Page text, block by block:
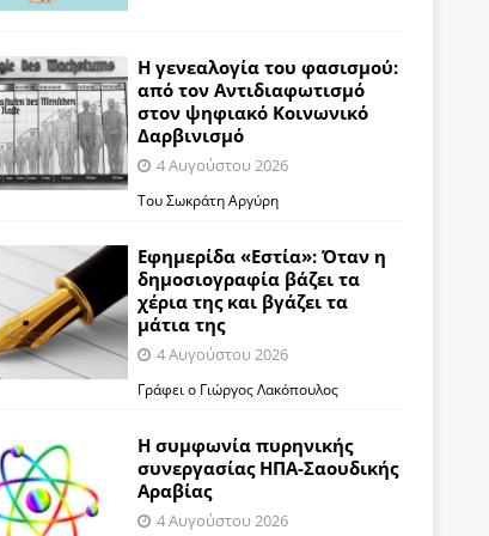
Η γενεαλογία του φασισμού:
από τον Αντιδιαφωτισμό
στον ψηφιακό Κοινωνικό
Δαρβινισμό
4 Αυγούστου 2026
Του Σωκράτη Αργύρη
Εφημερίδα «Εστία»: Όταν η
δημοσιογραφία βάζει τα
χέρια της και βγάζει τα
μάτια της
4 Αυγούστου 2026
Γράφει ο Γιώργος Λακόπουλος
Η συμφωνία πυρηνικής
συνεργασίας ΗΠΑ-Σαουδικής
Αραβίας
4 Αυγούστου 2026